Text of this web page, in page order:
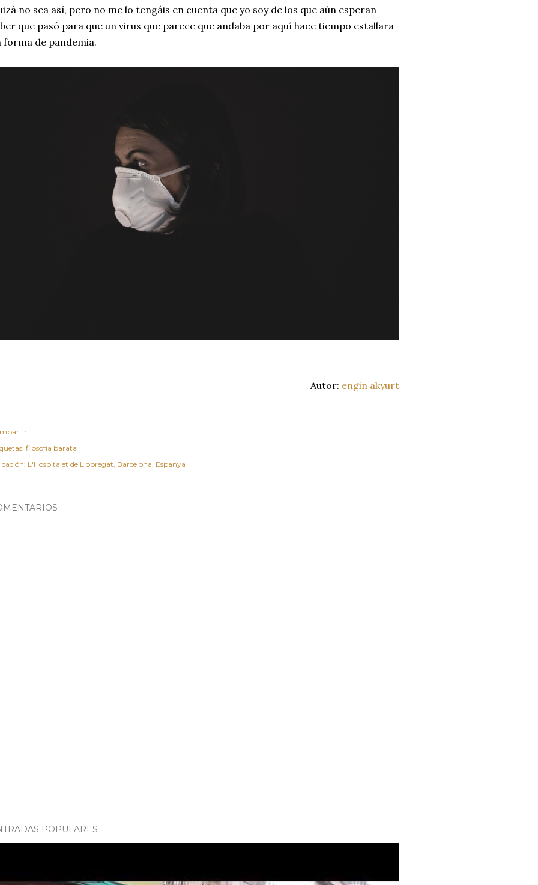
no sea así, pero no me lo tengáis en cuenta que yo soy de los que aún esperan
que pasó para que un virus que parece que andaba por aquí hace tiempo estallara
forma de pandemia.
Autor: engin akyurt
filosofía barata
L'Hospitalet de Llobregat, Barcelona, Espanya
POPULARES